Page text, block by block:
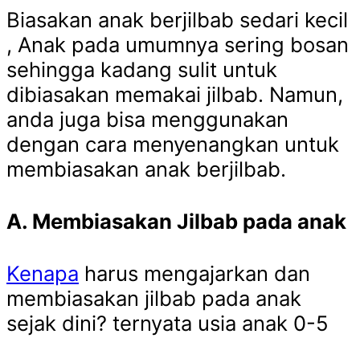
Biasakan anak berjilbab sedari kecil
, Anak pada umumnya sering bosan
sehingga kadang sulit untuk
dibiasakan memakai jilbab. Namun,
anda juga bisa menggunakan
dengan cara menyenangkan untuk
membiasakan anak berjilbab.
A. Membiasakan Jilbab pada anak
Kenapa harus mengajarkan dan
membiasakan jilbab pada anak
sejak dini? ternyata usia anak 0-5